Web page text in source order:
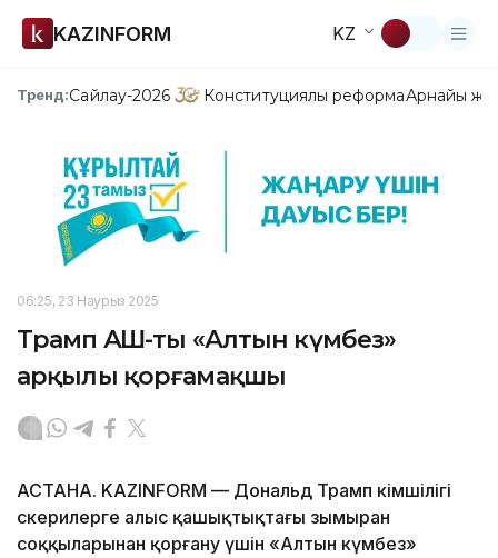
KAZINFORM KZ
Тренд:Сайлау-2026 Конституциялық реформаАрнайы
06:25, 23 Наурыз 2025
Трамп АҚШ-ты «Алтын күмбез»
арқылы қорғамақшы
АСТАНА. KAZINFORM — Дональд Трамп әкімшілігі
әскерилерге алыс қашықтықтағы зымыран
соққыларынан қорғану үшін «Алтын күмбез»